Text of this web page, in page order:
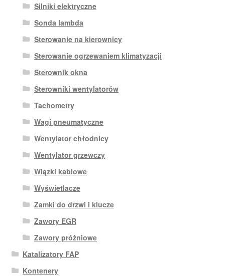
Silniki elektryczne
Sonda lambda
Sterowanie na kierownicy
Sterowanie ogrzewaniem klimatyzacji
Sterownik okna
Sterowniki wentylatorów
Tachometry
Wagi pneumatyczne
Wentylator chłodnicy
Wentylator grzewczy
Wiązki kablowe
Wyświetlacze
Zamki do drzwi i klucze
Zawory EGR
Zawory próżniowe
Katalizatory FAP
Kontenery